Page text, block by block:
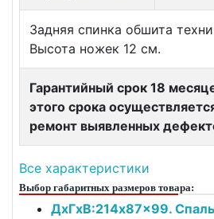
Задняя спинка обшита
Высота ножек 12 см.
Гарантийный срок 18
этого срока
ремонт выявленных
Все характеристики
Выбор габаритных размеров товара:
ДxГxВ:214x87x99.